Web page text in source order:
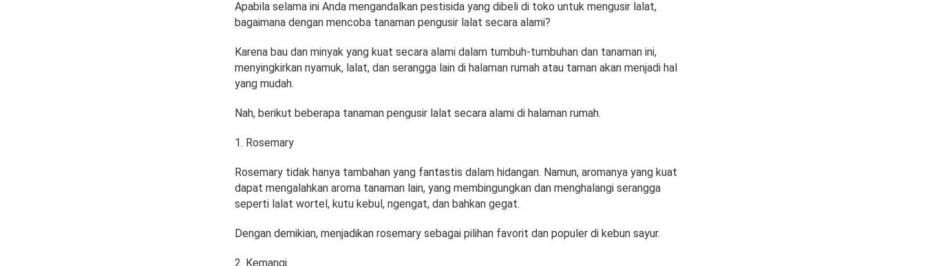
Apabila selama ini Anda mengandalkan pestisida yang dibeli di toko untuk mengusir lalat,
bagaimana dengan mencoba tanaman pengusir lalat secara alami?
Karena bau dan minyak yang kuat secara alami dalam tumbuh-tumbuhan dan tanaman ini,
menyingkirkan nyamuk, lalat, dan serangga lain di halaman rumah atau taman akan menjadi hal
yang mudah.
Nah, berikut beberapa tanaman pengusir lalat secara alami di halaman rumah.
Rosemary
Rosemary tidak hanya tambahan yang fantastis dalam hidangan. Namun, aromanya yang kuat
dapat mengalahkan aroma tanaman lain, yang membingungkan dan menghalangi serangga
seperti lalat wortel, kutu kebul, ngengat, dan bahkan gegat.
Dengan demikian, menjadikan rosemary sebagai pilihan favorit dan populer di kebun sayur.
Kemangi